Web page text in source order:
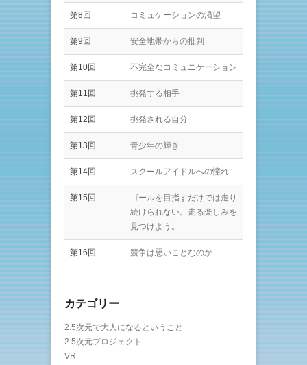
第8回 コミュケーションの渇望
第9回 安全地帯からの批判
第10回 不完全なコミュニケーション
第11回 挑発する相手
第12回 挑発される自分
第13回 青少年の輝き
第14回 スクールアイドルへの憧れ
第15回
ゴールを目指すだけでは走り
続けられない。走る楽しみを
見つけよう。
第16回 競争は悪いことなのか
カテゴリー
2.5次元で大人になるということ
2.5次元プロジェクト
VR